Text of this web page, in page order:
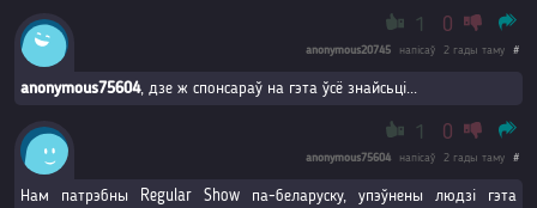
1 0
anonymous20745 напісаў 2 гады таму #
anonymous75604, дзе ж спонсараў на гэта ўсё знайсьці...
1 0
anonymous75604 напісаў 2 гады таму #
Нам патрэбны Regular Show па-беларуску, упэўнены людзі гэта